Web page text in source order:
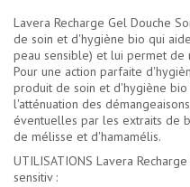
Lavera Recharge Gel Douche
de soin et d'hygiène bio qui
peau sensible) et lui permet
Pour une action parfaite
produit de soin et d'hygiène
l'atténuation des
éventuelles par les extraits de
de mélisse et d'hamamélis.
UTILISATIONS Lavera
sensitiv :